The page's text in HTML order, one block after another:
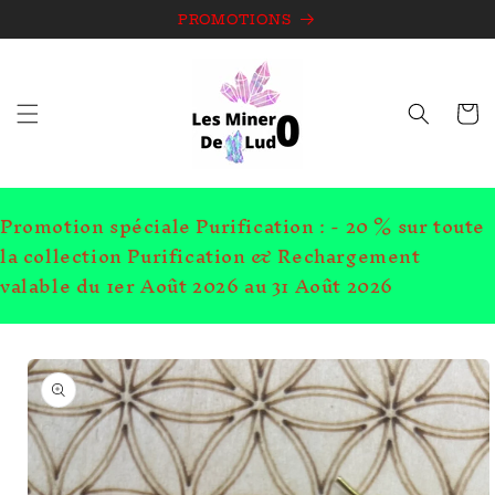
au
PROMOTIONS
Panier
Promotion spéciale Purification : - 20 % sur toute
la collection Purification & Rechargement
valable du 1er Août 2026 au 31 Août 2026
Passer aux
informations
produits